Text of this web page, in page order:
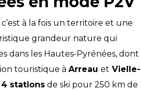
c’est à la fois un territoire et une
grandeur nature qui
dans les Hautes-Pyrénées, dont
touristique à Arreau et Vielle-
4 stations de ski pour 250 km de